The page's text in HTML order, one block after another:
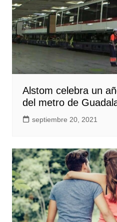
Alstom celebra un
del metro de
septiembre 20, 2021